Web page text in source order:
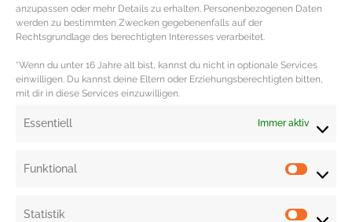
anzupassen oder mehr Details zu erhalten. Personenbezogenen Daten
werden zu bestimmten Zwecken gegebenenfalls auf der
Rechtsgrundlage des berechtigten Interesses verarbeitet.
*Wenn du unter 16 Jahre alt bist, kannst du nicht in optionale Services
einwilligen. Du kannst deine Eltern oder Erziehungsberechtigten bitten,
mit dir in diese Services einzuwilligen.
Essentiell Immer aktiv
Funktional
Statistik
zuhause
Peeling Set für zuhause. Das Mikrodermabrasions-Tool
von Beurer (128,50 €) mit drei Aufsätzen mit
MEHR DAZU »